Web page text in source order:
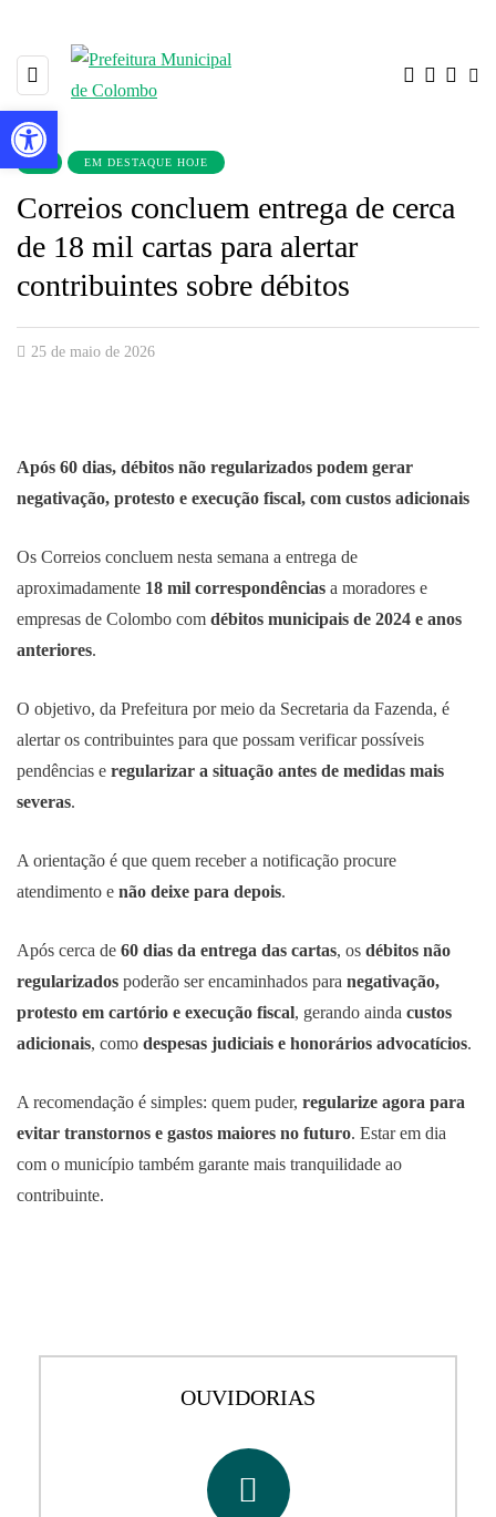
EM DESTAQUE HOJE
Correios concluem entrega de cerca
de 18 mil cartas para alertar
contribuintes sobre débitos
25 de maio de 2026
Após 60 dias, débitos não regularizados podem gerar
negativação, protesto e execução fiscal, com custos adicionais
Os Correios concluem nesta semana a entrega de
aproximadamente 18 mil correspondências a moradores e
empresas de Colombo com débitos municipais de 2024 e anos
anteriores.
O objetivo, da Prefeitura por meio da Secretaria da Fazenda, é
alertar os contribuintes para que possam verificar possíveis
pendências e regularizar a situação antes de medidas mais
severas.
A orientação é que quem receber a notificação procure
atendimento e não deixe para depois.
Após cerca de 60 dias da entrega das cartas, os débitos não
regularizados poderão ser encaminhados para negativação,
protesto em cartório e execução fiscal, gerando ainda custos
adicionais, como despesas judiciais e honorários advocatícios.
A recomendação é simples: quem puder, regularize agora para
evitar transtornos e gastos maiores no futuro. Estar em dia
com o município também garante mais tranquilidade ao
contribuinte.
OUVIDORIAS
Barra de Ferramentas Aberta